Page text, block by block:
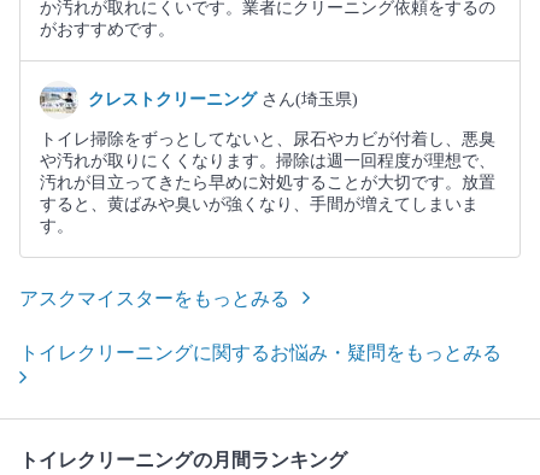
か汚れが取れにくいです。業者にクリーニング依頼をするの
がおすすめです。
クレストクリーニング さん(埼玉県)
トイレ掃除をずっとしてないと、尿石やカビが付着し、悪臭
や汚れが取りにくくなります。掃除は週一回程度が理想で、
汚れが目立ってきたら早めに対処することが大切です。放置
すると、黄ばみや臭いが強くなり、手間が増えてしまいま
す。
アスクマイスターをもっとみる
トイレクリーニングに関するお悩み・疑問をもっとみる
トイレクリーニングの月間ランキング